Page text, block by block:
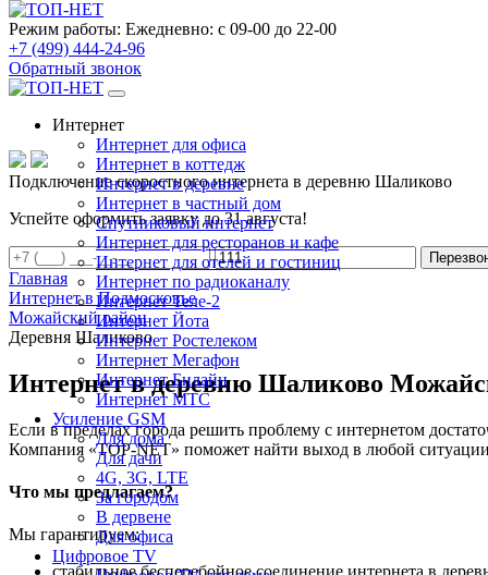
Режим работы: Ежедневно: с 09-00 до 22-00
+7 (499) 444-24-96
Обратный звонок
Интернет
Интернет для офиса
Интернет в коттедж
Интернет в деревне
Интернет в частный дом
Спутниковый интернет
Интернет для ресторанов и кафе
Интернет для отелей и гостиниц
Интернет по радиоканалу
Интернет Теле-2
Интернет Йота
Интернет Ростелеком
Интернет Мегафон
Интернет Билайн
Интернет МТС
Усиление GSM
Для дома
Для дачи
4G, 3G, LTE
За городом
В дервене
Для офиса
Цифровое TV
Подключение скоростного интернета в деревню Шаликово
Успейте оформить заявку до 31 августа!
Главная
Интернет в Подмосковье
Можайский район
Деревня Шаликово
Интернет в деревню Шаликово
Если в пределах города решить проблему с интернетом
Компания «TOP-NET» поможет найти выход в любой
Что мы предлагаем?
Мы гарантируем: